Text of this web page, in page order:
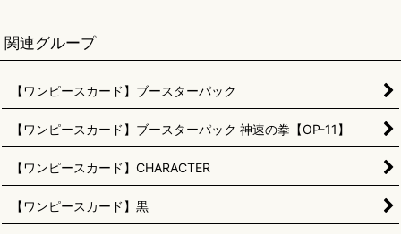
関連グループ
【ワンピースカード】ブースターパック
【ワンピースカード】ブースターパック 神速の拳【OP-11】
【ワンピースカード】CHARACTER
【ワンピースカード】黒